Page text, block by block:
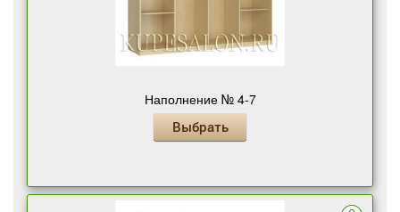
Наполнение № 4-7
Выбрать